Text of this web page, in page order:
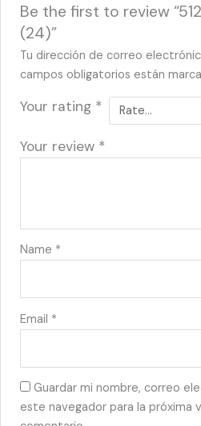
Be the first to review
(24)”
Tu dirección de correo
campos obligatorios están
Your rating *
Your review *
Name *
Email *
Guardar mi nombre, correo
este navegador para la próxima